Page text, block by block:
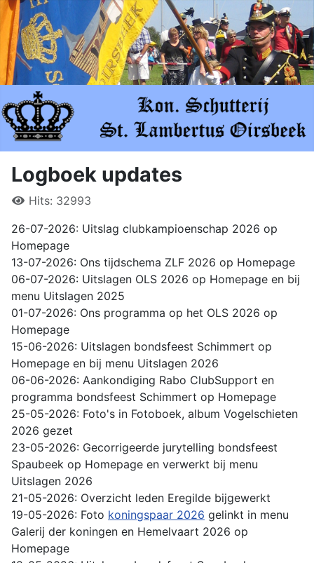
Logboek updates
Hits: 32993
26-07-2026: Uitslag clubkampioenschap 2026 op
Homepage
13-07-2026: Ons tijdschema ZLF 2026 op Homepage
06-07-2026: Uitslagen OLS 2026 op Homepage en bij
menu Uitslagen 2025
01-07-2026: Ons programma op het OLS 2026 op
Homepage
15-06-2026: Uitslagen bondsfeest Schimmert op
Homepage en bij menu Uitslagen 2026
06-06-2026: Aankondiging Rabo ClubSupport en
programma bondsfeest Schimmert op Homepage
25-05-2026: Foto's in Fotoboek, album Vogelschieten
2026 gezet
23-05-2026: Gecorrigeerde jurytelling bondsfeest
Spaubeek op Homepage en verwerkt bij menu
Uitslagen 2026
21-05-2026: Overzicht leden Eregilde bijgewerkt
19-05-2026: Foto koningspaar 2026 gelinkt in menu
Galerij der koningen en Hemelvaart 2026 op
Homepage